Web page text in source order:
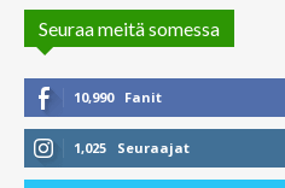
Seuraa meitä somessa
10,990 Fanit
1,025 Seuraajat